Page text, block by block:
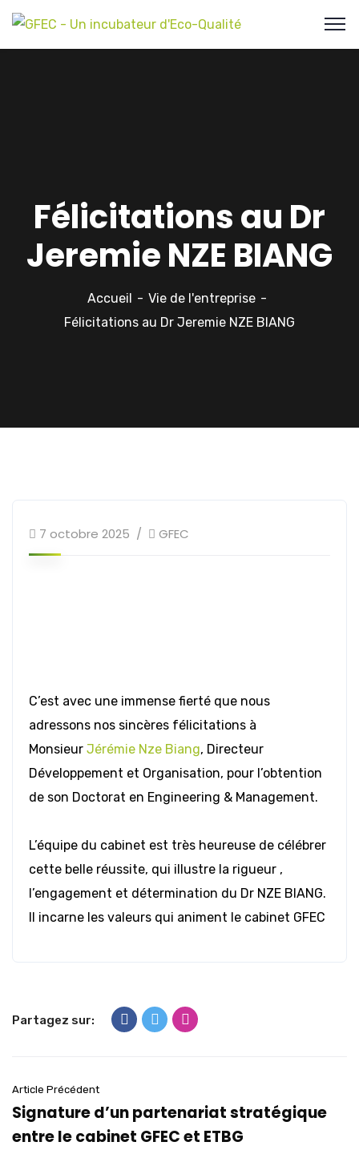
Félicitations au Dr
Jeremie NZE BIANG
Accueil
Vie de l'entreprise
Félicitations au Dr Jeremie NZE BIANG
7 octobre 2025 GFEC
C’est avec une immense fierté que nous
adressons nos sincères félicitations à
Monsieur Jérémie Nze Biang, Directeur
Développement et Organisation, pour l’obtention
de son Doctorat en Engineering & Management.
L’équipe du cabinet est très heureuse de célébrer
cette belle réussite, qui illustre la rigueur ,
l’engagement et détermination du Dr NZE BIANG.
Il incarne les valeurs qui animent le cabinet GFEC
Partagez sur:
Article Précédent
Signature d’un partenariat stratégique
entre le cabinet GFEC et ETBG